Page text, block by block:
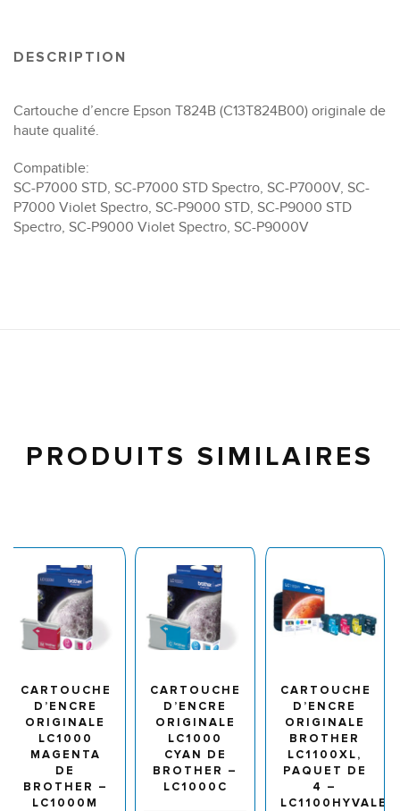
DESCRIPTION
Cartouche d’encre Epson T824B (C13T824B00) originale de
haute qualité.
Compatible:
SC-P7000 STD, SC-P7000 STD Spectro, SC-P7000V, SC-
P7000 Violet Spectro, SC-P9000 STD, SC-P9000 STD
Spectro, SC-P9000 Violet Spectro, SC-P9000V
PRODUITS SIMILAIRES
CARTOUCHE
D’ENCRE
ORIGINALE
LC1000
MAGENTA
DE
BROTHER –
LC1000M
CARTOUCHE
D’ENCRE
ORIGINALE
LC1000
CYAN DE
BROTHER –
LC1000C
CARTOUCHE
D’ENCRE
ORIGINALE
BROTHER
LC1100XL,
PAQUET DE
4 –
LC1100HYVALBP